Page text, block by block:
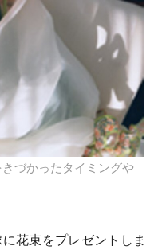
づかったタイミングや
花束をプレゼントしま